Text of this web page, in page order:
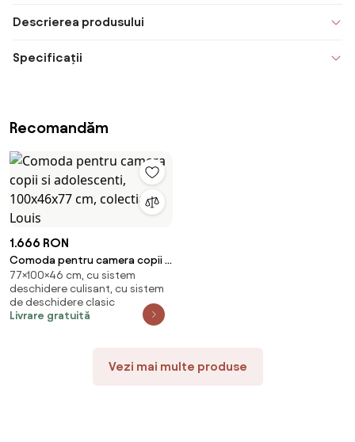
Descrierea produsului
Specificații
Recomandăm
1.666 RON
Comoda pentru camera copii si
adolescenti, 100x46x77 cm,
colectia Louis
77×100×46 cm, cu sistem
deschidere culisant, cu sistem
de deschidere clasic
Livrare gratuită
Vezi mai multe produse